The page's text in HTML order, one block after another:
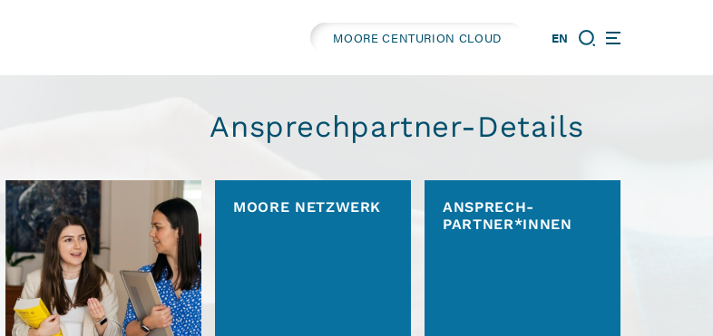
MOORE CENTURION CLOUD EN
Ansprechpartner-Details
MOORE NETZWERK
ANSPRECH­
PARTNER*INNEN